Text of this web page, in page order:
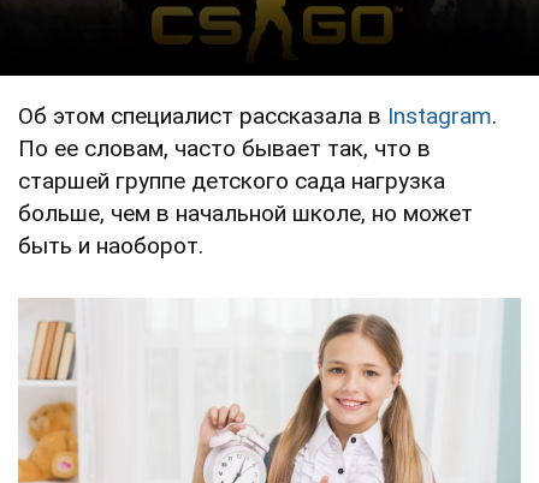
Об этом специалист рассказала в Instagram.
По ее словам, часто бывает так, что в
старшей группе детского сада нагрузка
больше, чем в начальной школе, но может
быть и наоборот.